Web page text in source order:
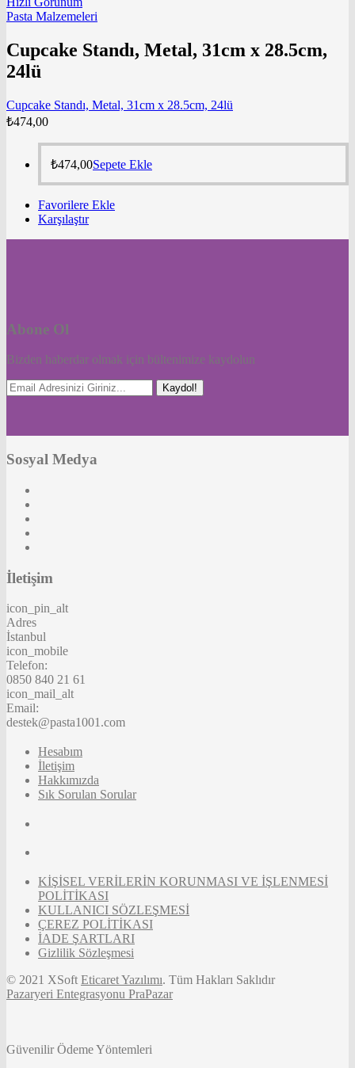
Pasta Malzemeleri
Cupcake Standı, Metal, 31cm x 28.5cm,
24lü
Cupcake Standı, Metal, 31cm x 28.5cm, 24lü
₺474,00
₺474,00Sepete Ekle
Favorilere Ekle
Karşılaştır
Abone Ol
Bizden haberdar olmak için bültenimize kaydolun
Kaydol!
Sosyal Medya
İletişim
icon_pin_alt
Adres
İstanbul
icon_mobile
Telefon:
0850 840 21 61
icon_mail_alt
Email:
destek@pasta1001.com
Hesabım
İletişim
Hakkımızda
Sık Sorulan Sorular
KİŞİSEL VERİLERİN KORUNMASI VE İŞLENMESİ
POLİTİKASI
KULLANICI SÖZLEŞMESİ
ÇEREZ POLİTİKASI
İADE ŞARTLARI
Gizlilik Sözleşmesi
© 2021 XSoft Eticaret Yazılımı. Tüm Hakları Saklıdır
Pazaryeri Entegrasyonu PraPazar
Güvenilir Ödeme Yöntemleri